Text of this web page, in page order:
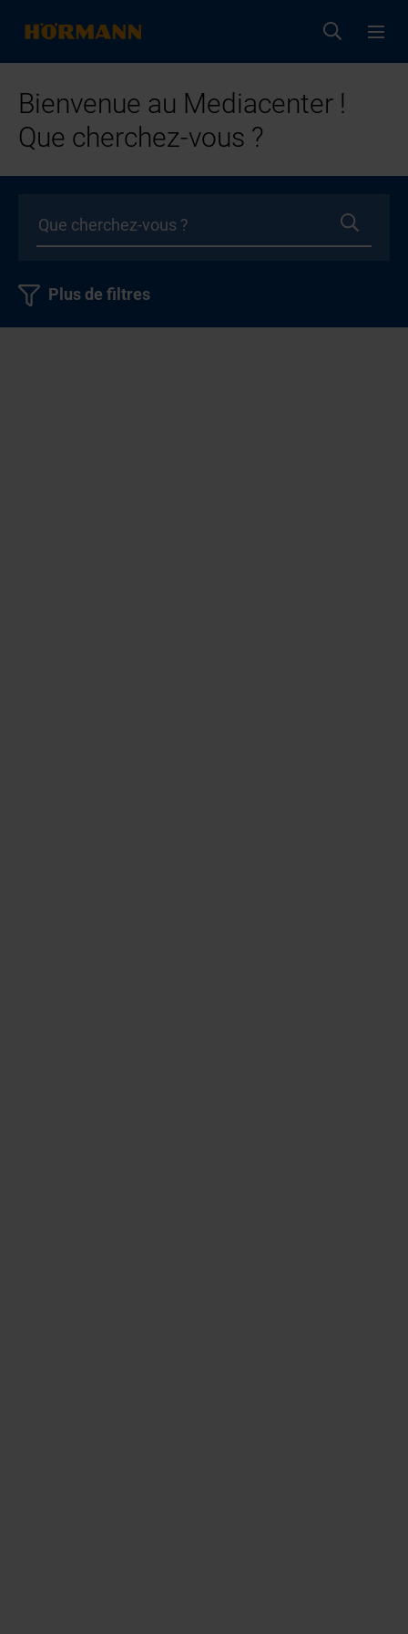
Bienvenue au Mediacenter !
Que cherchez-vous ?
Plus de filtres